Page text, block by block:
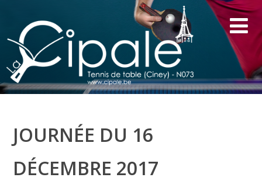
JOURNÉE DU 16
DÉCEMBRE 2017